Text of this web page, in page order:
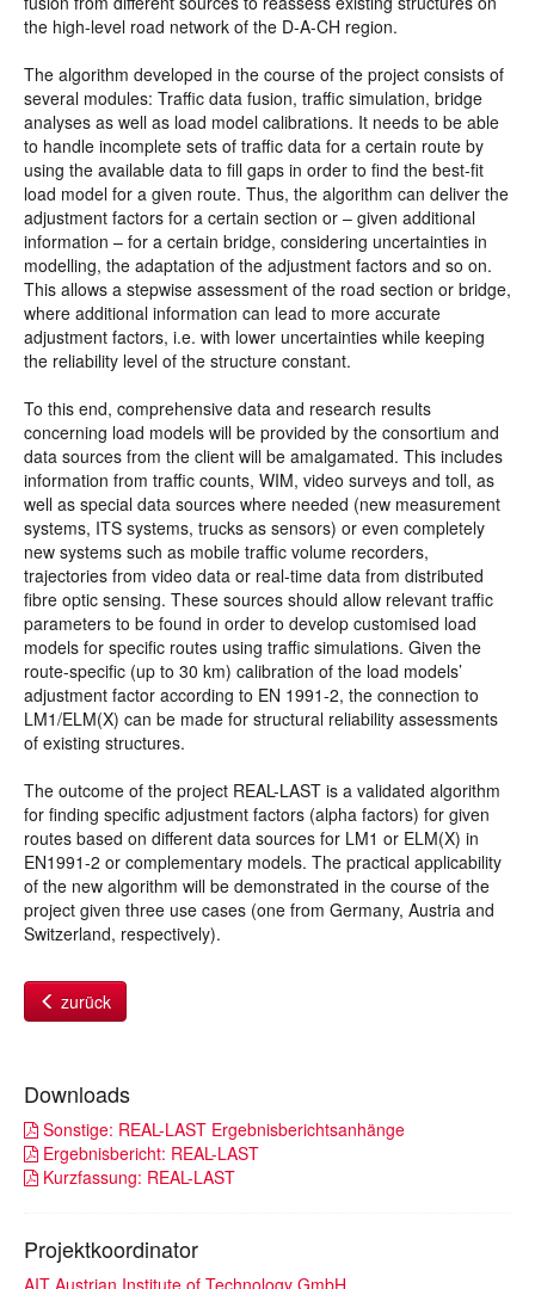
the high-level road network of the D-A-CH region.
The algorithm developed in the course of the project consists of
several modules: Traffic data fusion, traffic simulation, bridge
analyses as well as load model calibrations. It needs to be able
to handle incomplete sets of traffic data for a certain route by
using the available data to fill gaps in order to find the best-fit
load model for a given route. Thus, the algorithm can deliver the
adjustment factors for a certain section or – given additional
information – for a certain bridge, considering uncertainties in
modelling, the adaptation of the adjustment factors and so on.
This allows a stepwise assessment of the road section or bridge,
where additional information can lead to more accurate
adjustment factors, i.e. with lower uncertainties while keeping
the reliability level of the structure constant.
To this end, comprehensive data and research results
concerning load models will be provided by the consortium and
data sources from the client will be amalgamated. This includes
information from traffic counts, WIM, video surveys and toll, as
well as special data sources where needed (new measurement
systems, ITS systems, trucks as sensors) or even completely
new systems such as mobile traffic volume recorders,
trajectories from video data or real-time data from distributed
fibre optic sensing. These sources should allow relevant traffic
parameters to be found in order to develop customised load
models for specific routes using traffic simulations. Given the
route-specific (up to 30 km) calibration of the load models’
adjustment factor according to EN 1991-2, the connection to
LM1/ELM(X) can be made for structural reliability assessments
of existing structures.
The outcome of the project REAL-LAST is a validated algorithm
for finding specific adjustment factors (alpha factors) for given
routes based on different data sources for LM1 or ELM(X) in
EN1991-2 or complementary models. The practical applicability
of the new algorithm will be demonstrated in the course of the
project given three use cases (one from Germany, Austria and
Switzerland, respectively).
zurück
Downloads
Sonstige: REAL-LAST Ergebnisberichtsanhänge
Ergebnisbericht: REAL-LAST
Kurzfassung: REAL-LAST
Projektkoordinator
AIT Austrian Institute of Technology GmbH